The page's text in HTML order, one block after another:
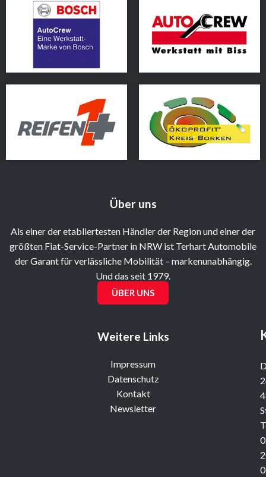
Über uns
Als einer der etabliertesten Händler der Region und einer der
größten Fiat-Service-Partner in NRW ist Terhart Automobile
der Garant für verlässliche Mobilität – markenunabhängig.
Und das seit 1979.
ÜBER UNS
Weitere Links
Impressum
Datenschutz
Kontakt
Newsletter
0